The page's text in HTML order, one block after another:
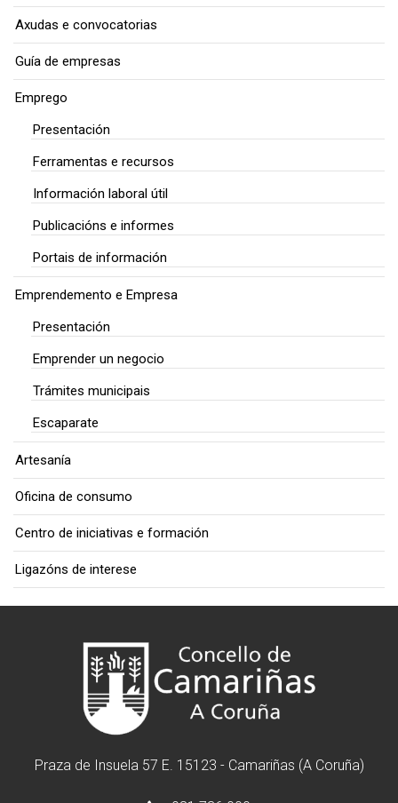
Axudas e convocatorias
Guía de empresas
Emprego
Presentación
Ferramentas e recursos
Información laboral útil
Publicacións e informes
Portais de información
Emprendemento e Empresa
Presentación
Emprender un negocio
Trámites municipais
Escaparate
Artesanía
Oficina de consumo
Centro de iniciativas e formación
Ligazóns de interese
Praza de Insuela 57 E. 15123 - Camariñas (A Coruña)